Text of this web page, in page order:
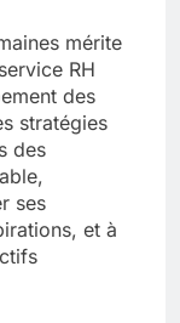
mérite
RH
des
stratégies
des
ses
et à